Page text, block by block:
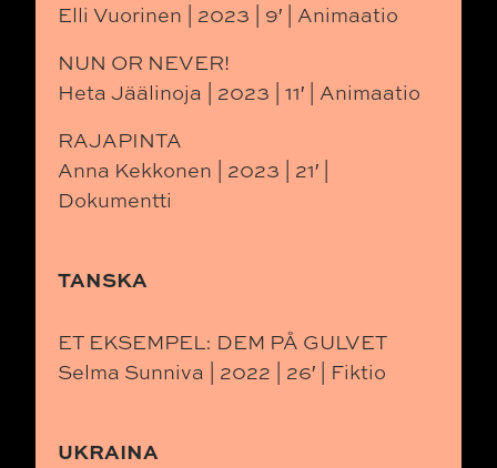
Elli Vuorinen | 2023 | 9′ | Animaatio
NUN OR NEVER!
Heta Jäälinoja | 2023 | 11′ | Animaatio
RAJAPINTA
Anna Kekkonen | 2023 | 21′ |
Dokumentti
TANSKA
ET EKSEMPEL: DEM PÅ GULVET
Selma Sunniva | 2022 | 26′ | Fiktio
UKRAINA